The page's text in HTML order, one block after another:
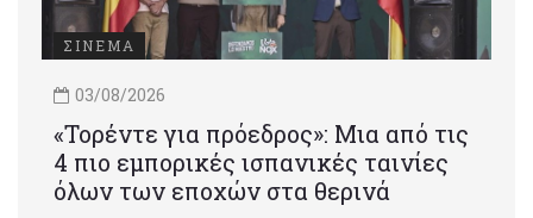
ΣΙΝΕΜΑ
03/08/2026
«Τορέντε για πρόεδρος»: Mια από τις
4 πιο εμπορικές ισπανικές ταινίες
όλων των εποχών στα θερινά